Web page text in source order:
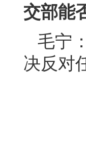
交部能
毛宁
决反对